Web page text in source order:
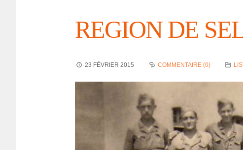
REGION DE
23 FÉVRIER 2015 COMMENTAIRE (0)